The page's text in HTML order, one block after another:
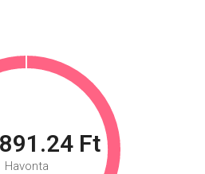
Ft
Havonta